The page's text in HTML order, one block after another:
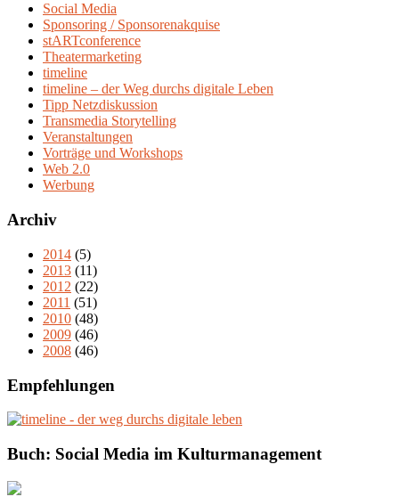
Social Media
Sponsoring / Sponsorenakquise
stARTconference
Theatermarketing
timeline
timeline – der Weg durchs digitale Leben
Tipp Netzdiskussion
Transmedia Storytelling
Veranstaltungen
Vorträge und Workshops
Web 2.0
Werbung
Archiv
2014 (5)
2013 (11)
2012 (22)
2011 (51)
2010 (48)
2009 (46)
2008 (46)
Empfehlungen
Buch: Social Media im Kulturmanagement